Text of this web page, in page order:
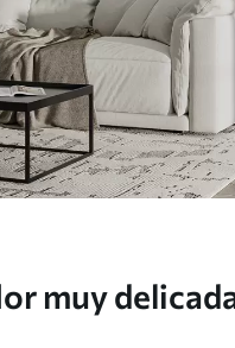
muy